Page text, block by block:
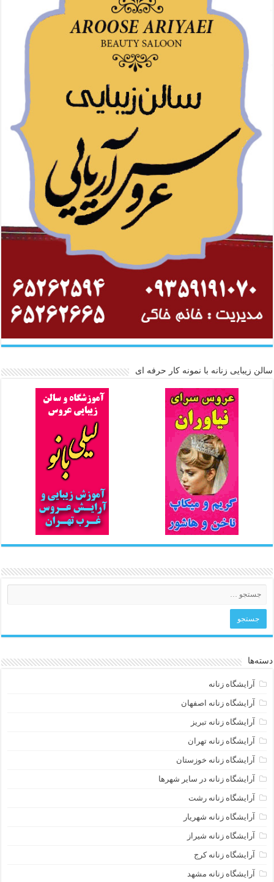
سالن زیبایی زنانه با نمونه کار حرفه ای
دسته‌ها
آرایشگاه زنانه
آرایشگاه زنانه اصفهان
آرایشگاه زنانه تبریز
آرایشگاه زنانه تهران
آرایشگاه زنانه خوزستان
آرایشگاه زنانه در سایر شهرها
آرایشگاه زنانه رشت
آرایشگاه زنانه شهریار
آرایشگاه زنانه شیراز
آرایشگاه زنانه کرج
آرایشگاه زنانه مشهد